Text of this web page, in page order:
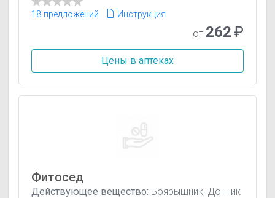
18 предложений Инструкция
от 262₽
Цены в аптеках
Фитосед
Действующее вещество: Боярышник, Донник